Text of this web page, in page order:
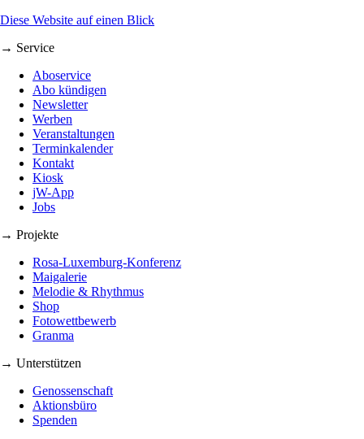
Diese Website auf einen Blick
→ Service
Aboservice
Abo kündigen
Newsletter
Werben
Veranstaltungen
Terminkalender
Kontakt
Kiosk
jW-App
Jobs
→ Projekte
Rosa-Luxemburg-Konferenz
Maigalerie
Melodie & Rhythmus
Shop
Fotowettbewerb
Granma
→ Unterstützen
Genossenschaft
Aktionsbüro
Spenden